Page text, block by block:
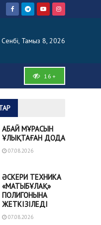
Сенбі, Тамыз 8, 2026
16+
АБАЙ МҰРАСЫН
ҰЛЫҚТАҒАН ДОДА
07.08.2026
ӘСКЕРИ ТЕХНИКА
«МАТЫБҰЛАҚ»
ПОЛИГОНЫНА
ЖЕТКІЗІЛЕДІ
07.08.2026